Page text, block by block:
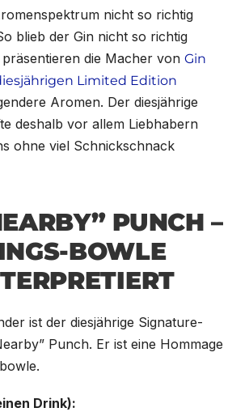
nicht so richtig
blieb der Gin nicht so richtig
die Macher von Gin
Limited Edition
Aromen. Der diesjährige
deshalb vor allem Liebhabern
ohne viel Schnickschnack
PUNCH –
BOWLE
ist der diesjährige Signature-
Punch. Er ist eine Hommage
Drink):